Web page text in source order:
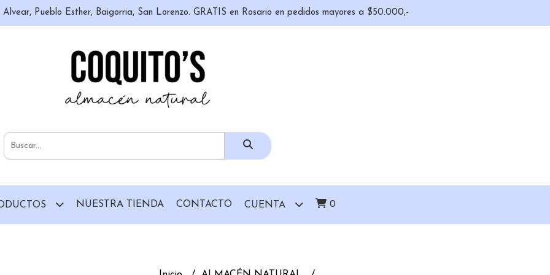
Alvear, Pueblo Esther, Baigorria, San Lorenzo. GRATIS en Rosario en pedidos mayores a $50.000,-
NUESTRA TIENDA CONTACTO CUENTA 0